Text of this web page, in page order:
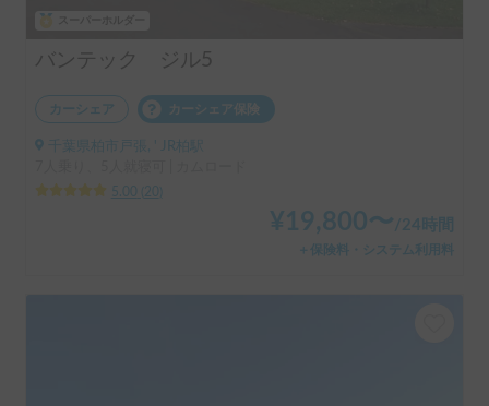
バンテック ジル5
カーシェア カーシェア保険
千葉県柏市戸張, ' JR柏駅
5.00
20
¥ 19,800〜 /24時間
＋保険料・システム利用料